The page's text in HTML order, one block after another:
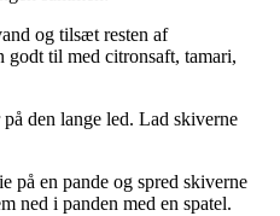
og tilsæt resten af
godt til med citronsaft, tamari,
den lange led. Lad skiverne
på en pande og spred skiverne
ned i panden med en spatel.